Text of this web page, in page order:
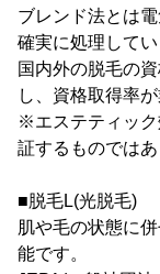
ブレンド法とは
確実に処理してい
国内外の脱毛の
し、資格取得率
※エステティック
証するものではあ
■脱毛L(光脱毛)
肌や毛の状態に
能です。